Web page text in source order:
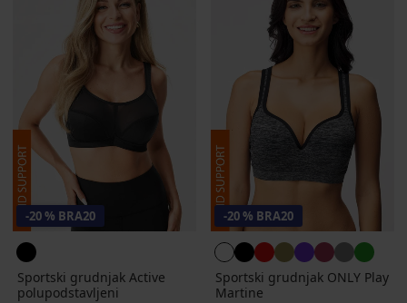
-20 % BRA20
Sportski grudnjak Active
polupodstavljeni
-20 % BRA20
Sportski grudnjak ONLY Play
Martine